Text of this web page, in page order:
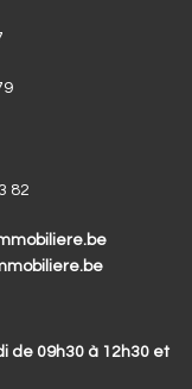
82
de 09h30 à 12h30 et